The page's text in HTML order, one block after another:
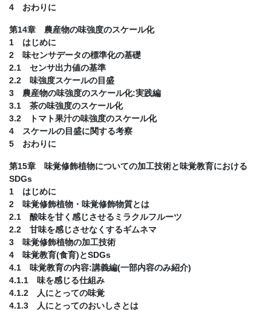
4 おわりに
第14章 農産物の味強度のスケール化
1 はじめに
2 味センサデータの標準化の基礎
2.1 センサ出力値の基準
2.2 味強度スケールの目盛
3 農産物の味強度のスケール化:実践編
3.1 茶の味強度のスケール化
3.2 トマト果汁の味強度のスケール化
4 スケールの目盛に関する考察
5 おわりに
第15章 味覚修飾植物についての加工技術と味覚教育における
SDGs
1 はじめに
2 味覚修飾植物・味覚修飾物質とは
2.1 酸味を甘く感じさせるミラクルフルーツ
2.2 甘味を感じさせなくするギムネマ
3 味覚修飾植物の加工技術
4 味覚教育(食育)とSDGs
4.1 味覚教育の内容:講義編(一部内容のみ紹介)
4.1.1 味を感じる仕組み
4.1.2 人にとっての味覚
4.1.3 人にとってのおいしさとは